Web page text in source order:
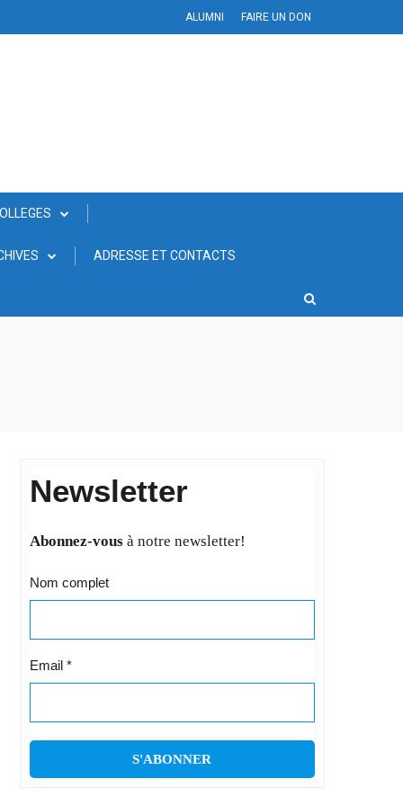
ALUMNI FAIRE UN DON
ADRESSE ET CONTACTS
Newsletter
Abonnez-vousà notre newsletter!
Nom complet
Email *